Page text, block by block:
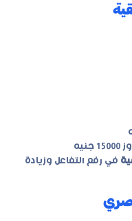
في رفع التفاعل وزيادة